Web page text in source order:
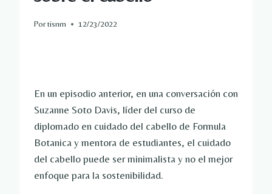
Portisnm 12/23/2022
En un episodio anterior, en una conversación con
Suzanne Soto Davis, líder del curso de
diplomado en cuidado del cabello de Formula
Botanica y mentora de estudiantes, el cuidado
del cabello puede ser minimalista y no el mejor
enfoque para la sostenibilidad.